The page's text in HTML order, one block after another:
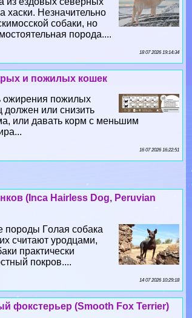
хаски. Незначительно
собаки, но
порода....
18 07 2026 19:14:34
и пожилых кошек
ожирения пожилых
должен или снизить
или давать корм с меньшим
16 07 2026 16:22:51
(Inca Hairless Dog, Peruvian
породы Гoлая собака
считают уpoдцами,
пpaктически
покров....
14 07 2026 10:29:18
фокстерьер (Smooth Fox Terrier)